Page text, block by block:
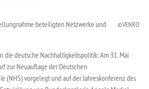
beteiligten Netzwerke und
VENRO
die deutsche Nachhaltigkeitspolitik: Am 31. Mai
zur Neuauflage der Deutschen
(NHS) vorgelegt und auf der Jahreskonferenz des